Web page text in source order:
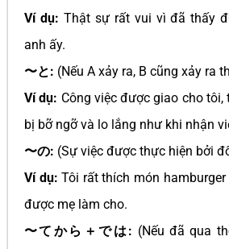
Ví dụ: Thật sự rất vui vì đã thấy
anh ấy.
〜と: (Nếu A xảy ra, B cũng xảy ra
Ví dụ: Công việc được giao cho
bị bỡ ngỡ và lo lắng như khi nhận
〜の: (Sự việc được thực hiện bởi
Ví dụ: Tôi rất thích món
được mẹ làm cho.
〜てから＋では: (Nếu đã qua